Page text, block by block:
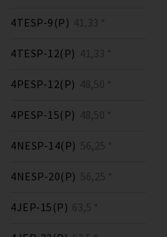
4TESP-9(P) 41,33 *
4TESP-12(P) 41,33 *
4PESP-12(P) 48,50 *
4PESP-15(P) 48,50 *
4NESP-14(P) 56,25 *
4NESP-20(P) 56,25 *
4JEP-15(P) 63,5 *